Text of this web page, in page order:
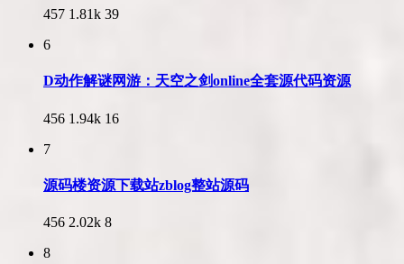
457 1.81k 39
6
D动作解谜网游：天空之剑online全套源代码资源
456 1.94k 16
7
源码楼资源下载站zblog整站源码
456 2.02k 8
8